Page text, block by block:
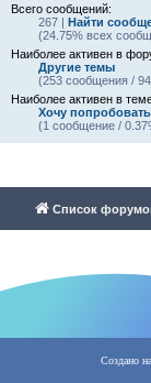
Всего сообщений:
267 | Найти
(24.75% всех
Наиболее активен в
Другие темы
(253 сообщения /
Наиболее активен в
Хочу
(1 сообщение /
Список
Создано